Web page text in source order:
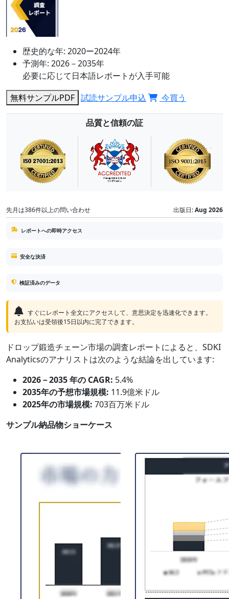
歴史的な年: 2020ー2024年
予測年: 2026－2035年
必要に応じて日本語レポートが入手可能
無料サンプルPDF 試読サンプル申込 今買う
品質と信頼の証
先月は386件以上の問い合わせ 出版日:Aug 2026
レポートへの即時アクセス
安全な決済
検証済みのデータ
すぐにレポート全文にアクセスして、意思決定を迅速化できます。
お支払いは受領後15日以内に完了できます。
ドロップ鍛造チェーン市場の調査レポートによると、SDKI
Analyticsのアナリストは次のような結論を出しています:
2026－2035 年の CAGR: 5.4%
2035年の予想市場規模: 11.9億米ドル
2025年の市場規模: 703百万米ドル
サンプル納品物ショーケース